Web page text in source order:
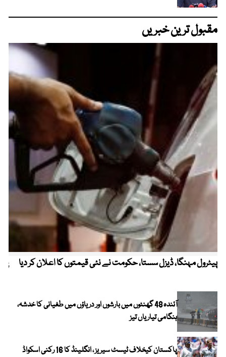
مقبول ترین خبریں
پیٹرول مہنگا، ڈیزل سستا، حکومت نے نئی قیمتوں کا اعلان کر دیا
آئندہ 48 گھنٹوں میں بارشوں اور دریاؤں میں طغیانی کا خدشہ،
ہنگامی تیاریاں تیز
پاکستان کیخلاف ٹیسٹ سیریز ، انگلینڈ کا 16 رکنی اسکواڈ